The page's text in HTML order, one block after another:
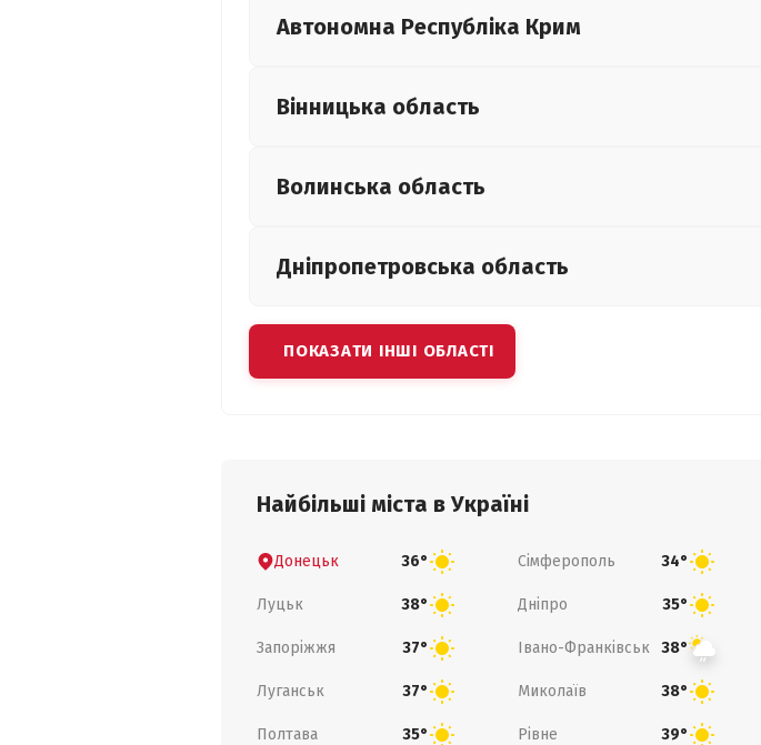
Автономна Республіка Крим
Вінницька область
Волинська область
Дніпропетровська область
ПОКАЗАТИ ІНШІ ОБЛАСТІ
Найбільші міста в Україні
Донецьк 36° Сімферополь 34°
Луцьк 38° Дніпро 35°
Запоріжжя 37° Івано-Франківськ 38°
Луганськ 37° Миколаїв 38°
Полтава 35° Рівне 39°